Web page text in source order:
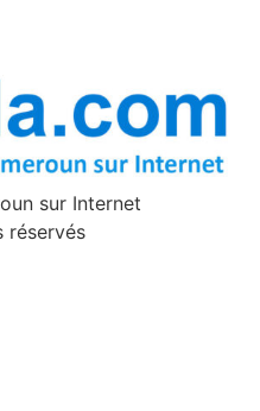
sur Internet
réservés